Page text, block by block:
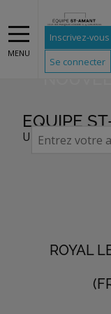
MENU
Inscrivez-
Se connecter
EQUIPE
UNE OFFRE DE
ROYAL